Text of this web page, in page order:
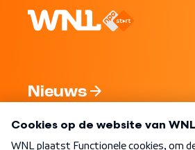
Nieuws